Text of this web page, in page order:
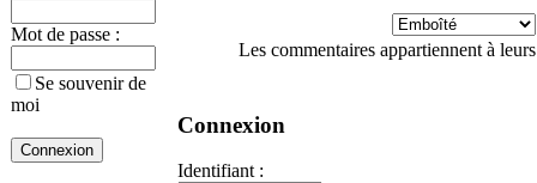
Mot de passe :
Se souvenir de
moi
Les commentaires appartiennent à
Connexion
Identifiant :